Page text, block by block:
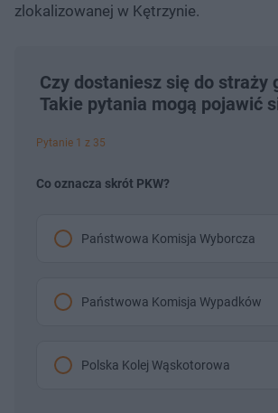
zlokalizowanej w Kętrzynie.
Czy dostaniesz się do straży
Takie pytania mogą pojawić
Pytanie 1 z 35
Co oznacza skrót PKW?
Państwowa Komisja Wyborcza
Państwowa Komisja Wypadków
Polska Kolej Wąskotorowa